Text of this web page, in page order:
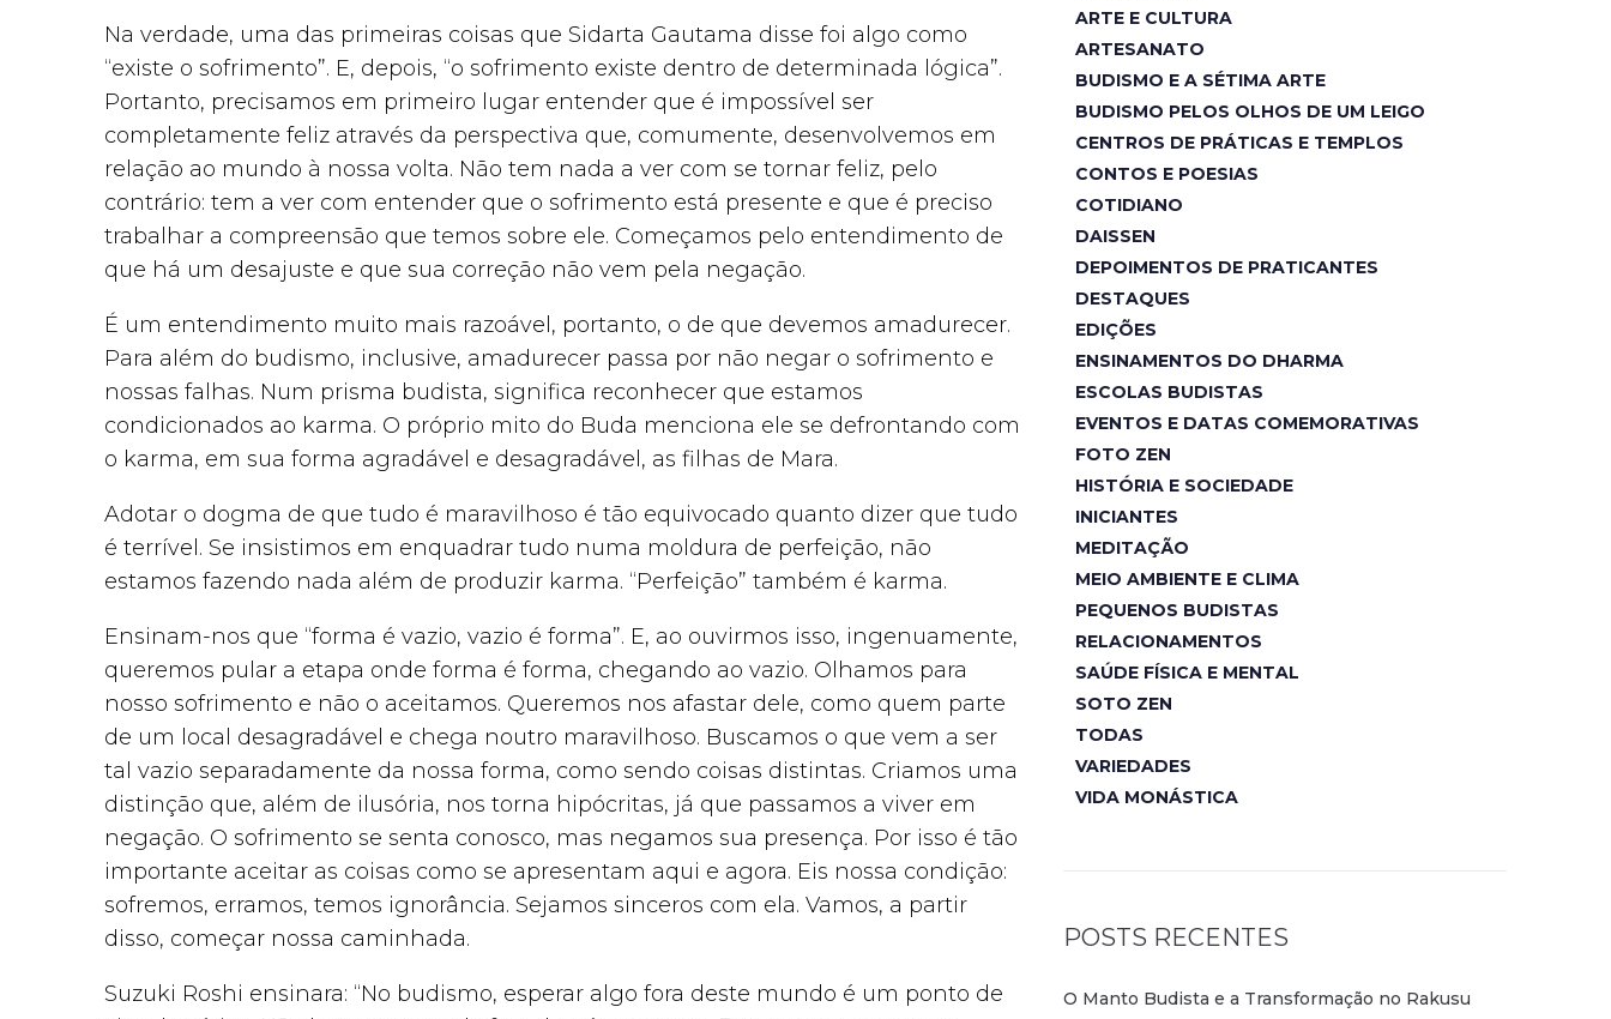
Na verdade, uma das primeiras coisas que Sidarta Gautama disse foi algo como
“existe o sofrimento”. E, depois, “o sofrimento existe dentro de determinada lógica”.
Portanto, precisamos em primeiro lugar entender que é impossível ser
completamente feliz através da perspectiva que, comumente, desenvolvemos em
relação ao mundo à nossa volta. Não tem nada a ver com se tornar feliz, pelo
contrário: tem a ver com entender que o sofrimento está presente e que é preciso
trabalhar a compreensão que temos sobre ele. Começamos pelo entendimento de
que há um desajuste e que sua correção não vem pela negação.
É um entendimento muito mais razoável, portanto, o de que devemos amadurecer.
Para além do budismo, inclusive, amadurecer passa por não negar o sofrimento e
nossas falhas. Num prisma budista, significa reconhecer que estamos
condicionados ao karma. O próprio mito do Buda menciona ele se defrontando com
o karma, em sua forma agradável e desagradável, as filhas de Mara.
Adotar o dogma de que tudo é maravilhoso é tão equivocado quanto dizer que tudo
é terrível. Se insistimos em enquadrar tudo numa moldura de perfeição, não
estamos fazendo nada além de produzir karma. “Perfeição” também é karma.
Ensinam-nos que “forma é vazio, vazio é forma”. E, ao ouvirmos isso, ingenuamente,
queremos pular a etapa onde forma é forma, chegando ao vazio. Olhamos para
nosso sofrimento e não o aceitamos. Queremos nos afastar dele, como quem parte
de um local desagradável e chega noutro maravilhoso. Buscamos o que vem a ser
tal vazio separadamente da nossa forma, como sendo coisas distintas. Criamos uma
distinção que, além de ilusória, nos torna hipócritas, já que passamos a viver em
negação. O sofrimento se senta conosco, mas negamos sua presença. Por isso é tão
importante aceitar as coisas como se apresentam aqui e agora. Eis nossa condição:
sofremos, erramos, temos ignorância. Sejamos sinceros com ela. Vamos, a partir
disso, começar nossa caminhada.
Suzuki Roshi ensinara: “No budismo, esperar algo fora deste mundo é um ponto de
ARTE E CULTURA
ARTESANATO
BUDISMO E A SÉTIMA ARTE
BUDISMO PELOS OLHOS DE UM LEIGO
CENTROS DE PRÁTICAS E TEMPLOS
CONTOS E POESIAS
COTIDIANO
DAISSEN
DEPOIMENTOS DE PRATICANTES
DESTAQUES
EDIÇÕES
ENSINAMENTOS DO DHARMA
ESCOLAS BUDISTAS
EVENTOS E DATAS COMEMORATIVAS
FOTO ZEN
HISTÓRIA E SOCIEDADE
INICIANTES
MEDITAÇÃO
MEIO AMBIENTE E CLIMA
PEQUENOS BUDISTAS
RELACIONAMENTOS
SAÚDE FÍSICA E MENTAL
SOTO ZEN
TODAS
VARIEDADES
VIDA MONÁSTICA
POSTS RECENTES
O Manto Budista e a Transformação no Rakusu